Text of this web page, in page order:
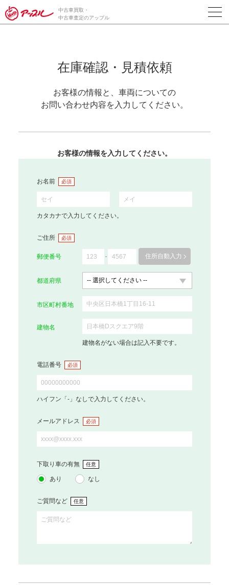
中古車買取・
中古車査定のアップル
在庫確認・見積依頼
お客様の情報と、車両についての
お問い合わせ内容を入力してください。
お客様の情報を入力してください。
お名前 必須
カタカナで入力してください。
ご住所 必須
郵便番号 住所自動入力
都道府県
市区町村番地
建物名
建物名がない場合は記入不要です。
電話番号 必須
ハイフン「-」なしで入力してください。
メールアドレス 必須
下取り車の有無 任意
あり なし
ご質問など 任意